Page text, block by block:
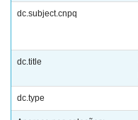
dc.subject.cnpq
dc.title
dc.type